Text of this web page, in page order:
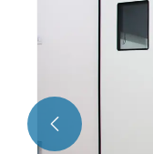
Zobacz więcej >>
